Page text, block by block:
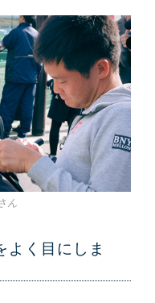
ん
よく目にしま